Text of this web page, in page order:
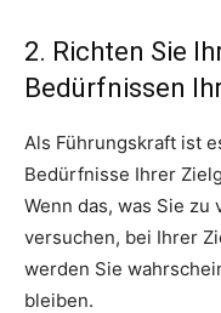
2. Richten Sie
Bedürfnissen
Als Führungskraft ist
Bedürfnisse Ihrer
Wenn das, was Sie
versuchen, bei Ihrer
werden Sie
bleiben.